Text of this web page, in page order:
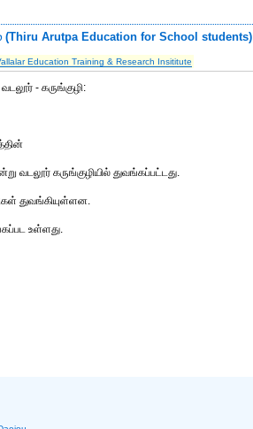
(Thiru Arutpa Education for School students)
Education Training & Research Insititute
- கருங்குழி:
வடலூர் கருங்குழியில் துவங்கப்பட்டது.
துவங்கியுள்ளன.
உள்ளது.